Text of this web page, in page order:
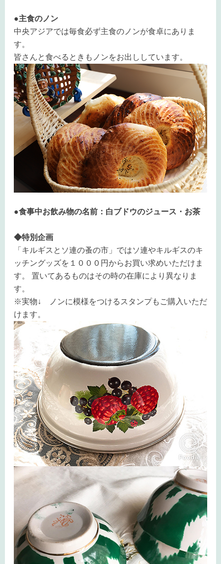
●主食のノン
中央アジアでは毎食必ず主食のノンが食卓にありま
す。
皆さんと食べるときもノンをお出ししています。
●食事中お飲み物の名前：白ブドウのジュース・お茶
◆特別企画
「キルギスとソ連の蚤の市」ではソ連やキルギスのキ
ッチングッズを１０００円からお買い求めいただけま
す。 置いてあるものはその時の在庫により異なりま
す。
※実物↓ ノンに模様をつけるスタンプもご購入いただ
けます。